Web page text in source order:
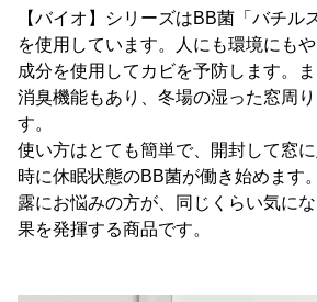
【バイオ】シリーズはBB菌「バチル
を使用しています。人にも環境にも
成分を使用してカビを予防します。
消臭機能もあり、冬場の湿った窓周
す。
使い方はとても簡単で、開封して窓
時に休眠状態のBB菌が働き始めます
露にお悩みの方が、同じくらい気に
果を発揮する商品です。